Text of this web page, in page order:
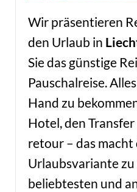
Wir präsentieren
den Urlaub in
Sie das günstige
Pauschalreise.
Hand zu
Hotel, den
retour – das macht
Urlaubsvariante
beliebtesten und